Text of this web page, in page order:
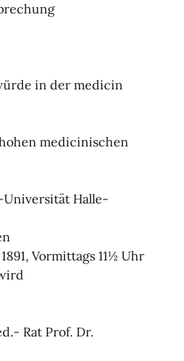
in der medicin
medicinischen
Halle-
Vormittags 11½ Uhr
Rat Prof. Dr.